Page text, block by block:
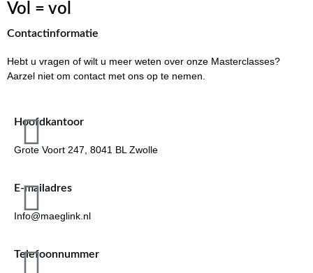
Contactinformatie
Hebt u vragen of wilt u meer weten over onze Masterclasses?
Aarzel niet om contact met ons op te nemen.
Hoofdkantoor
Grote Voort 247, 8041 BL Zwolle
E-mailadres
Info@maeglink.nl
Telefoonnummer
Vol = vol